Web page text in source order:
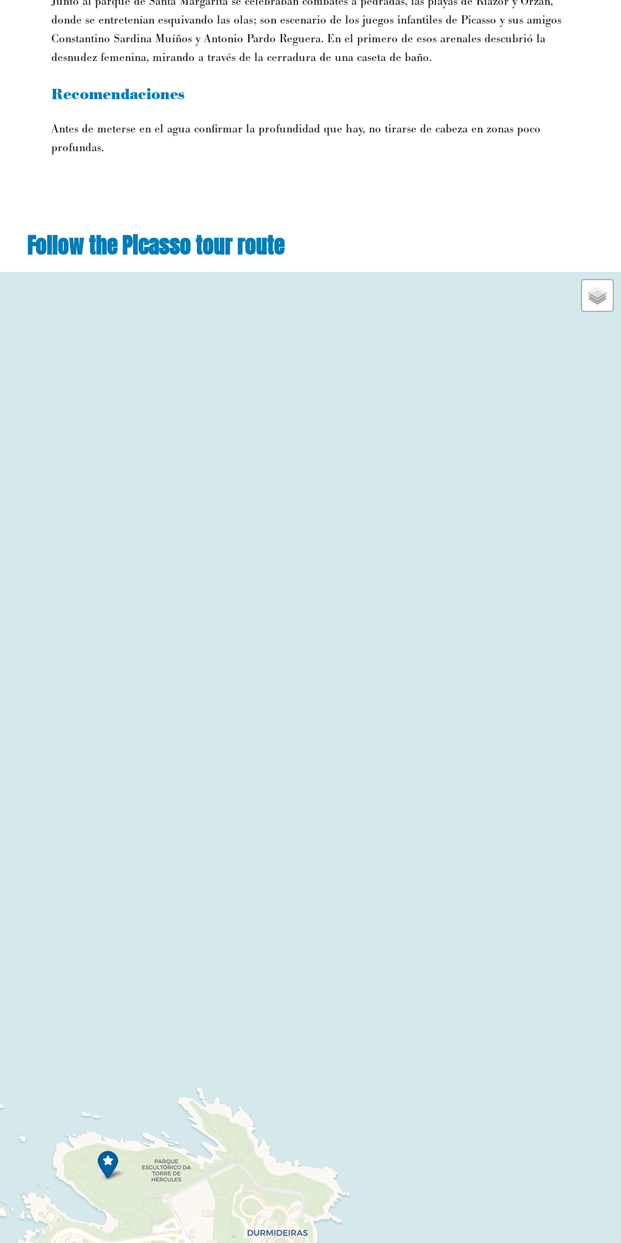
donde se entretenían esquivando las olas; son escenario de los juegos infantiles de Picasso y sus amigos
Constantino Sardina Muíños y Antonio Pardo Reguera. En el primero de esos arenales descubrió la
desnudez femenina, mirando a través de la cerradura de una caseta de baño.
Recomendaciones
Antes de meterse en el agua confirmar la profundidad que hay, no tirarse de cabeza en zonas poco
profundas.
Follow the Picasso tour route